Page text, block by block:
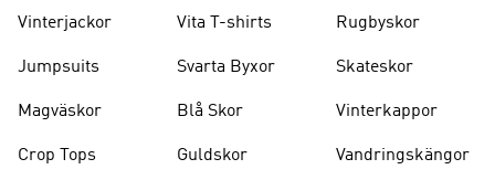
Vinterjackor
Jumpsuits
Magväskor
Crop Tops
Vita T-shirts
Svarta Byxor
Blå Skor
Guldskor
Rugbyskor
Skateskor
Vinterkappor
Vandringskängor